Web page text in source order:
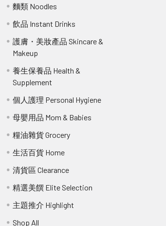
麵類 Noodles
飲品 Instant Drinks
護膚・美妝產品 Skincare &
Makeup
養生保養品 Health &
Supplement
個人護理 Personal Hygiene
母嬰用品 Mom & Babies
糧油雜貨 Grocery
生活百貨 Home
清貨區 Clearance
精選美饌 Elite Selection
主題推介 Highlight
Shop All